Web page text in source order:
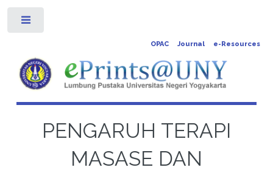
OPAC Journal e-Resources
PENGARUH TERAPI
MASASE DAN